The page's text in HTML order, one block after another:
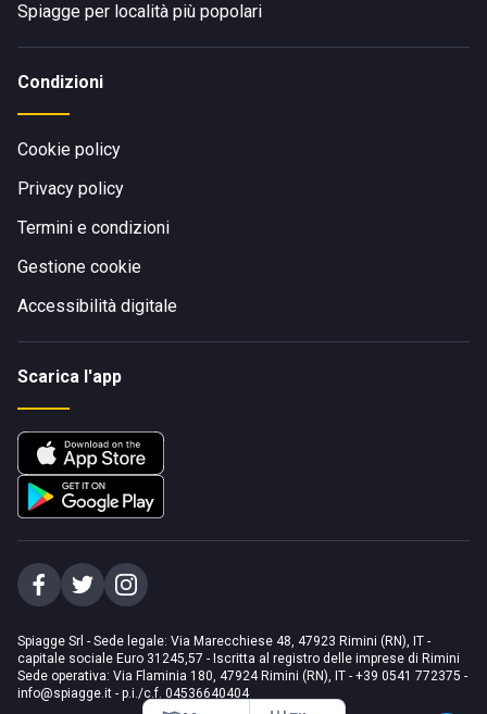
Spiagge per località più popolari
Condizioni
Cookie policy
Privacy policy
Termini e condizioni
Gestione cookie
Accessibilità digitale
Scarica l'app
Spiagge Srl - Sede legale: Via Marecchiese 48, 47923 Rimini (RN), IT -
capitale sociale Euro 31245,57 - Iscritta al registro delle imprese di Rimini
Sede operativa: Via Flaminia 180, 47924 Rimini (RN), IT - +39 0541 772375 -
info@spiagge.it - p.i./c.f. 04536640404